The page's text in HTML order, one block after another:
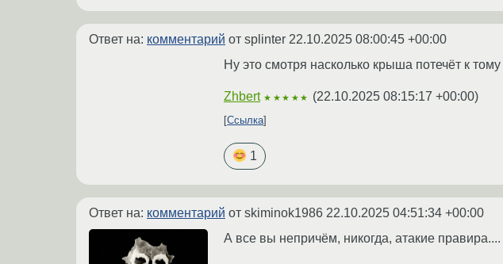
Ответ на: комментарий от splinter 22.10.2025 08:00:45 +00:00
Ну это смотря насколько крыша потечёт к
Zhbert ★★★★★ (22.10.2025 08:15:17 +00:00)
Ссылка
1
Ответ на: комментарий от skiminok1986 22.10.2025 04:51:34 +00:00
А все вы непричём, никогда, атакие правира....